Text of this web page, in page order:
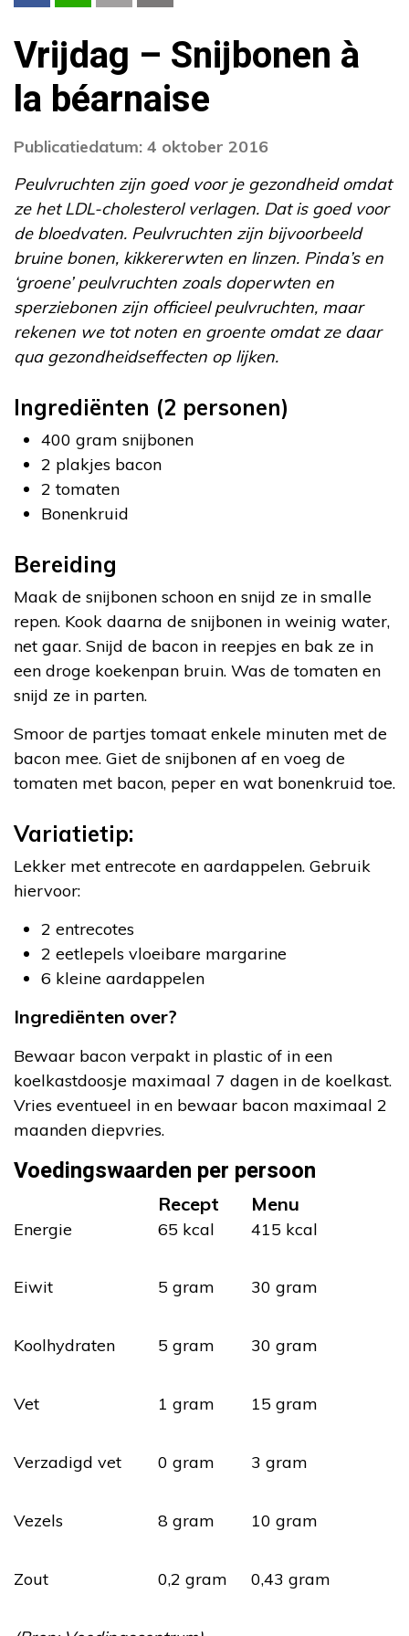
Vrijdag – Snijbonen à
la béarnaise
Publicatiedatum: 4 oktober 2016
Peulvruchten zijn goed voor je gezondheid omdat
ze het LDL-cholesterol verlagen. Dat is goed voor
de bloedvaten. Peulvruchten zijn bijvoorbeeld
bruine bonen, kikkererwten en linzen. Pinda’s en
‘groene’ peulvruchten zoals doperwten en
sperziebonen zijn officieel peulvruchten, maar
rekenen we tot noten en groente omdat ze daar
qua gezondheidseffecten op lijken.
Ingrediënten (2 personen)
400 gram snijbonen
2 plakjes bacon
2 tomaten
Bonenkruid
Bereiding
Maak de snijbonen schoon en snijd ze in smalle
repen. Kook daarna de snijbonen in weinig water,
net gaar. Snijd de bacon in reepjes en bak ze in
een droge koekenpan bruin. Was de tomaten en
snijd ze in parten.
Smoor de partjes tomaat enkele minuten met de
bacon mee. Giet de snijbonen af en voeg de
tomaten met bacon, peper en wat bonenkruid toe.
Variatietip:
Lekker met entrecote en aardappelen. Gebruik
hiervoor:
2 entrecotes
2 eetlepels vloeibare margarine
6 kleine aardappelen
Ingrediënten over?
Bewaar bacon verpakt in plastic of in een
koelkastdoosje maximaal 7 dagen in de koelkast.
Vries eventueel in en bewaar bacon maximaal 2
maanden diepvries.
Voedingswaarden per persoon
Recept Menu
Energie 65 kcal 415 kcal
Eiwit 5 gram 30 gram
Koolhydraten 5 gram 30 gram
Vet 1 gram 15 gram
Verzadigd vet 0 gram 3 gram
Vezels 8 gram 10 gram
Zout 0,2 gram 0,43 gram